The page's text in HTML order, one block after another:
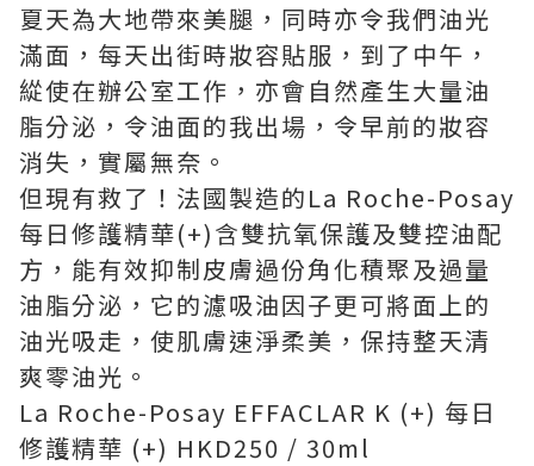
夏天為大地帶來美腿，同時亦令我們油光
滿面，每天出街時妝容貼服，到了中午，
緃使在辦公室工作，亦會自然產生大量油
脂分泌，令油面的我出場，令早前的妝容
消失，實屬無奈。
但現有救了！法國製造的La Roche-Posay
每日修護精華(+)含雙抗氧保護及雙控油配
方，能有效抑制皮膚過份角化積聚及過量
油脂分泌，它的濾吸油因子更可將面上的
油光吸走，使肌膚速淨柔美，保持整天清
爽零油光。
La Roche-Posay EFFACLAR K (+) 每日
修護精華 (+) HKD250 / 30ml